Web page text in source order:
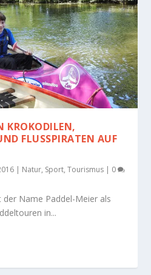
KROKODILEN,
FLUSSPIRATEN AUF D
| Natur, Sport,Tourismus | 0
der Name Paddel-Meier als
in...